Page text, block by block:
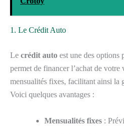
1. Le Crédit Auto
Le crédit auto est une des options
permet de financer l’achat de votre
mensualités fixes, facilitant ainsi la
Voici quelques avantages :
Mensualités fixes :